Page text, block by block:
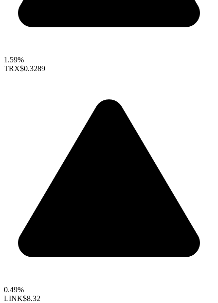
1.59%
TRX$0.3289
0.49%
LINK$8.32